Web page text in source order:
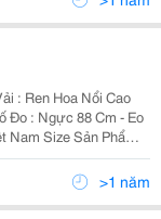
88 M: Ngực
>1 năm